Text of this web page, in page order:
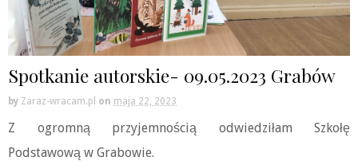
Spotkanie autorskie- 09.05.2023 Grabów
by Zaraz-wracam.pl on maja 22, 2023
Z ogromną przyjemnością odwiedziłam Szkołę
Podstawową w Grabowie.